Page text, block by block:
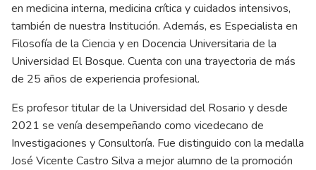
en medicina interna, medicina crítica y cuidados intensivos,
también de nuestra Institución. Además, es Especialista en
Filosofía de la Ciencia y en Docencia Universitaria de la
Universidad El Bosque. Cuenta con una trayectoria de más
de 25 años de experiencia profesional.
Es profesor titular de la Universidad del Rosario y desde
2021 se venía desempeñando como vicedecano de
Investigaciones y Consultoría. Fue distinguido con la medalla
José Vicente Castro Silva a mejor alumno de la promoción